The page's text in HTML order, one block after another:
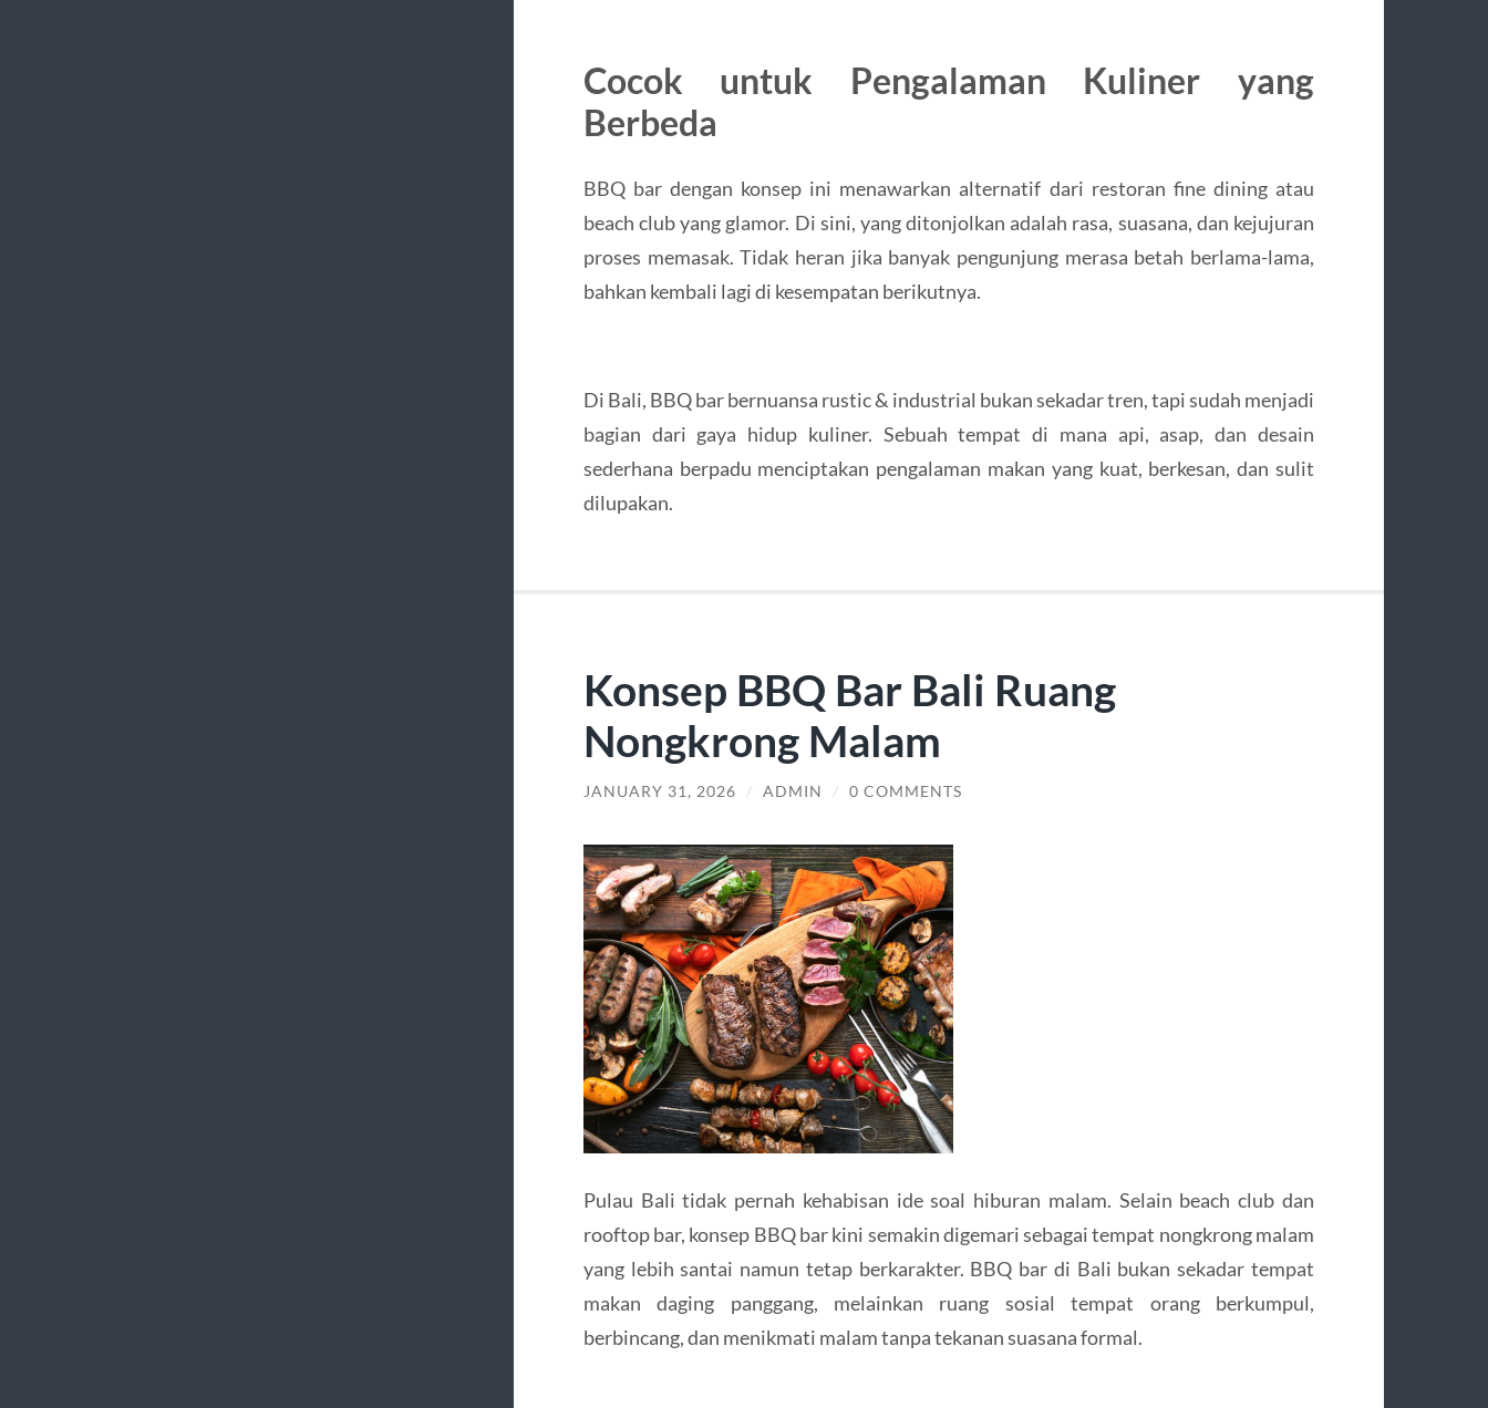
Cocok untuk Pengalaman Kuliner yang
Berbeda
BBQ bar dengan konsep ini menawarkan alternatif dari restoran fine dining atau
beach club yang glamor. Di sini, yang ditonjolkan adalah rasa, suasana, dan kejujuran
proses memasak. Tidak heran jika banyak pengunjung merasa betah berlama-lama,
bahkan kembali lagi di kesempatan berikutnya.
Di Bali, BBQ bar bernuansa rustic & industrial bukan sekadar tren, tapi sudah menjadi
bagian dari gaya hidup kuliner. Sebuah tempat di mana api, asap, dan desain
sederhana berpadu menciptakan pengalaman makan yang kuat, berkesan, dan sulit
dilupakan.
Konsep BBQ Bar Bali Ruang
Nongkrong Malam
JANUARY 31, 2026 / ADMIN / 0 COMMENTS
Pulau Bali tidak pernah kehabisan ide soal hiburan malam. Selain beach club dan
rooftop bar, konsep BBQ bar kini semakin digemari sebagai tempat nongkrong malam
yang lebih santai namun tetap berkarakter. BBQ bar di Bali bukan sekadar tempat
makan daging panggang, melainkan ruang sosial tempat orang berkumpul,
berbincang, dan menikmati malam tanpa tekanan suasana formal.